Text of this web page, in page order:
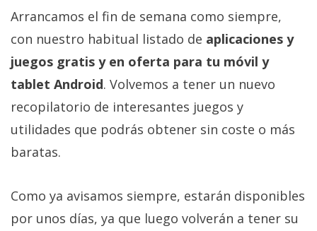
Arrancamos el fin de semana como siempre,
con nuestro habitual listado de aplicaciones y
juegos gratis y en oferta para tu móvil y
tablet Android. Volvemos a tener un nuevo
recopilatorio de interesantes juegos y
utilidades que podrás obtener sin coste o más
baratas.
Como ya avisamos siempre, estarán disponibles
por unos días, ya que luego volverán a tener su